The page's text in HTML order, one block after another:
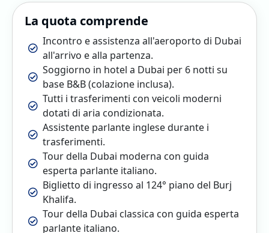
La quota comprende
Incontro e assistenza all'aeroporto di Dubai
all'arrivo e alla partenza.
Soggiorno in hotel a Dubai per 6 notti su
base B&B (colazione inclusa).
Tutti i trasferimenti con veicoli moderni
dotati di aria condizionata.
Assistente parlante inglese durante i
trasferimenti.
Tour della Dubai moderna con guida
esperta parlante italiano.
Biglietto di ingresso al 124° piano del Burj
Khalifa.
Tour della Dubai classica con guida esperta
parlante italiano.